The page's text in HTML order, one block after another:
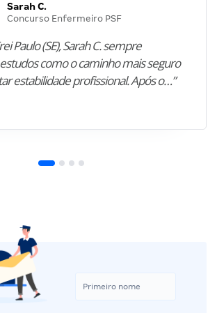
Sarah C.
Concurso Enfermeiro PSF
Paulo (SE), Sarah C. sempre
como o caminho mais seguro
estabilidade profissional. Após o…”